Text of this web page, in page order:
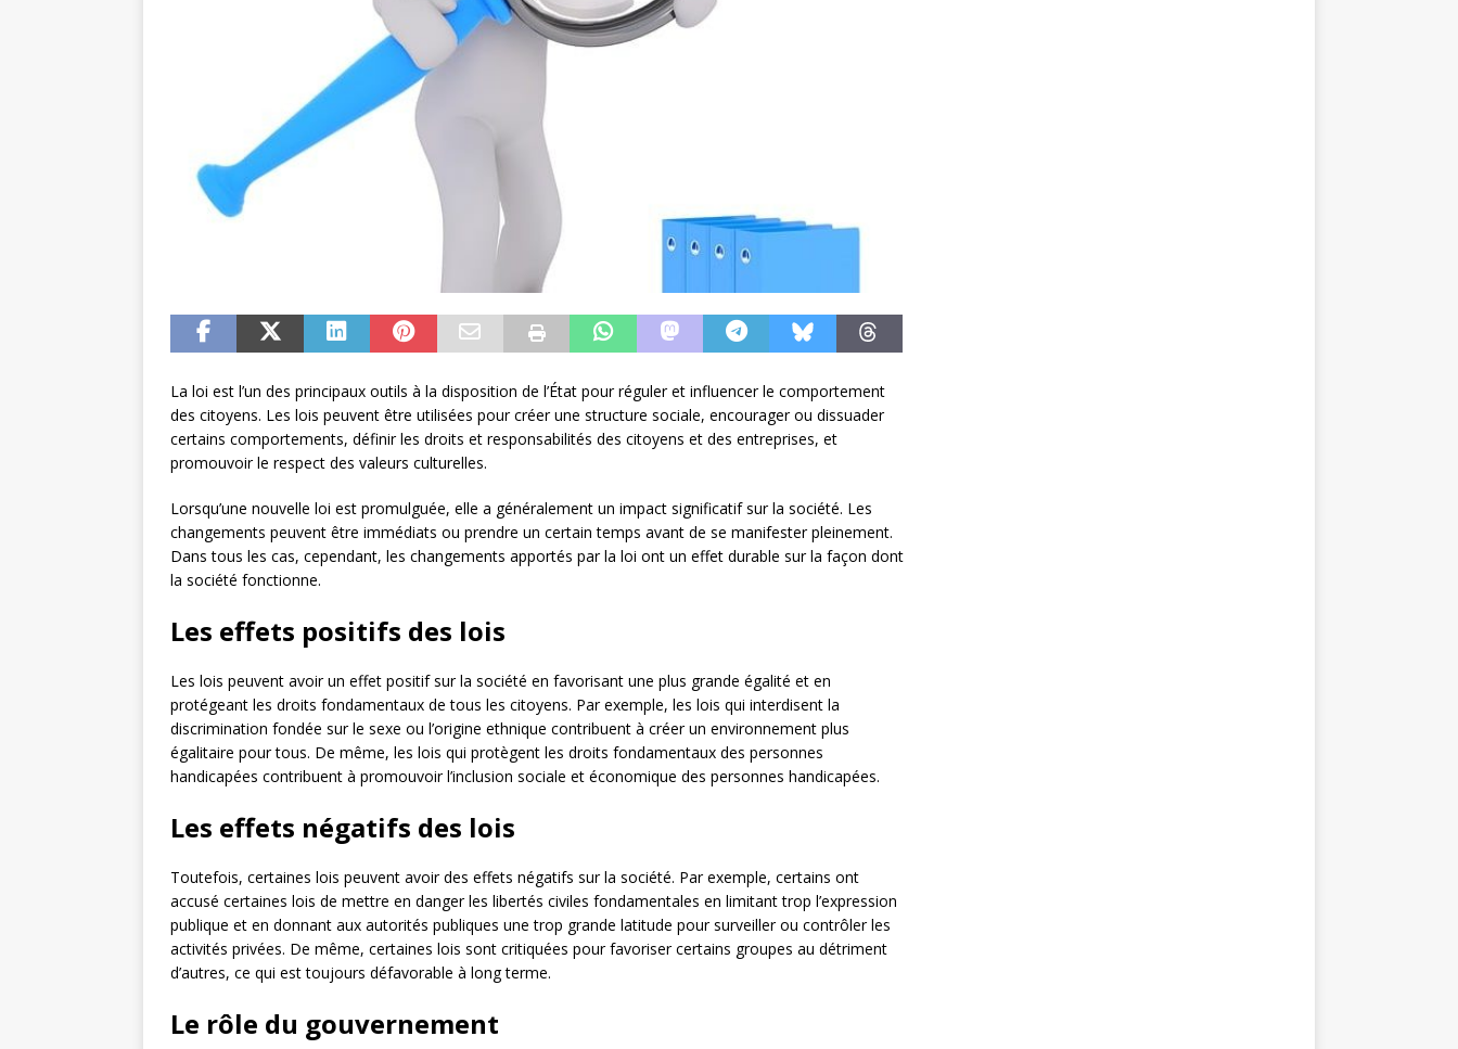
La loi est l’un des principaux outils à la disposition de l’État pour réguler et influencer le comportement
des citoyens. Les lois peuvent être utilisées pour créer une structure sociale, encourager ou dissuader
certains comportements, définir les droits et responsabilités des citoyens et des entreprises, et
promouvoir le respect des valeurs culturelles.
Lorsqu’une nouvelle loi est promulguée, elle a généralement un impact significatif sur la société. Les
changements peuvent être immédiats ou prendre un certain temps avant de se manifester pleinement.
Dans tous les cas, cependant, les changements apportés par la loi ont un effet durable sur la façon dont
la société fonctionne.
Les effets positifs des lois
Les lois peuvent avoir un effet positif sur la société en favorisant une plus grande égalité et en
protégeant les droits fondamentaux de tous les citoyens. Par exemple, les lois qui interdisent la
discrimination fondée sur le sexe ou l’origine ethnique contribuent à créer un environnement plus
égalitaire pour tous. De même, les lois qui protègent les droits fondamentaux des personnes
handicapées contribuent à promouvoir l’inclusion sociale et économique des personnes handicapées.
Les effets négatifs des lois
Toutefois, certaines lois peuvent avoir des effets négatifs sur la société. Par exemple, certains ont
accusé certaines lois de mettre en danger les libertés civiles fondamentales en limitant trop l’expression
publique et en donnant aux autorités publiques une trop grande latitude pour surveiller ou contrôler les
activités privées. De même, certaines lois sont critiquées pour favoriser certains groupes au détriment
d’autres, ce qui est toujours défavorable à long terme.
Le rôle du gouvernement